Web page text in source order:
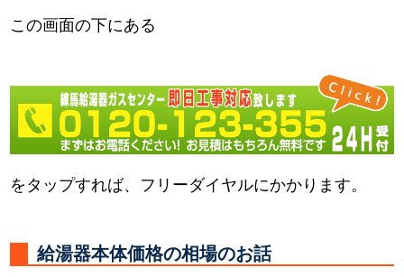
この画面の下にある
をタップすれば、フリーダイヤルにかかります。
給湯器本体価格の相場のお話